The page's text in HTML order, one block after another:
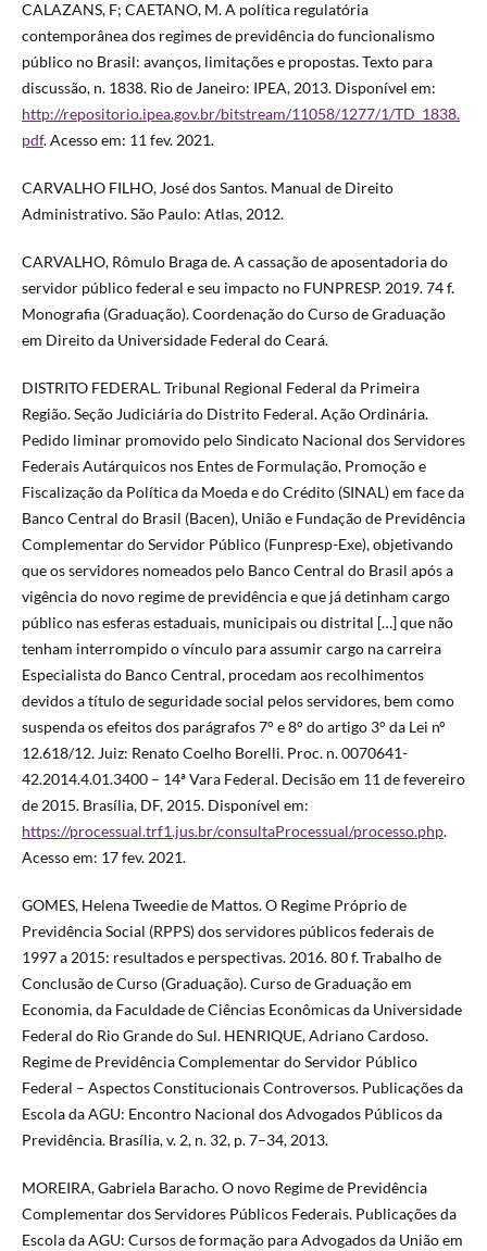
CALAZANS, F; CAETANO, M. A política regulatória
contemporânea dos regimes de previdência do funcionalismo
público no Brasil: avanços, limitações e propostas. Texto para
discussão, n. 1838. Rio de Janeiro: IPEA, 2013. Disponível em:
http://repositorio.ipea.gov.br/bitstream/11058/1277/1/TD_1838.
pdf. Acesso em: 11 fev. 2021.
CARVALHO FILHO, José dos Santos. Manual de Direito
Administrativo. São Paulo: Atlas, 2012.
CARVALHO, Rômulo Braga de. A cassação de aposentadoria do
servidor público federal e seu impacto no FUNPRESP. 2019. 74 f.
Monografia (Graduação). Coordenação do Curso de Graduação
em Direito da Universidade Federal do Ceará.
DISTRITO FEDERAL. Tribunal Regional Federal da Primeira
Região. Seção Judiciária do Distrito Federal. Ação Ordinária.
Pedido liminar promovido pelo Sindicato Nacional dos Servidores
Federais Autárquicos nos Entes de Formulação, Promoção e
Fiscalização da Política da Moeda e do Crédito (SINAL) em face da
Banco Central do Brasil (Bacen), União e Fundação de Previdência
Complementar do Servidor Público (Funpresp-Exe), objetivando
que os servidores nomeados pelo Banco Central do Brasil após a
vigência do novo regime de previdência e que já detinham cargo
público nas esferas estaduais, municipais ou distrital […] que não
tenham interrompido o vínculo para assumir cargo na carreira
Especialista do Banco Central, procedam aos recolhimentos
devidos a título de seguridade social pelos servidores, bem como
suspenda os efeitos dos parágrafos 7° e 8° do artigo 3° da Lei n°
12.618/12. Juiz: Renato Coelho Borelli. Proc. n. 0070641-
42.2014.4.01.3400 – 14ª Vara Federal. Decisão em 11 de fevereiro
de 2015. Brasília, DF, 2015. Disponível em:
https://processual.trf1.jus.br/consultaProcessual/processo.php.
Acesso em: 17 fev. 2021.
GOMES, Helena Tweedie de Mattos. O Regime Próprio de
Previdência Social (RPPS) dos servidores públicos federais de
1997 a 2015: resultados e perspectivas. 2016. 80 f. Trabalho de
Conclusão de Curso (Graduação). Curso de Graduação em
Economia, da Faculdade de Ciências Econômicas da Universidade
Federal do Rio Grande do Sul. HENRIQUE, Adriano Cardoso.
Regime de Previdência Complementar do Servidor Público
Federal – Aspectos Constitucionais Controversos. Publicações da
Escola da AGU: Encontro Nacional dos Advogados Públicos da
Previdência. Brasília, v. 2, n. 32, p. 7–34, 2013.
MOREIRA, Gabriela Baracho. O novo Regime de Previdência
Complementar dos Servidores Públicos Federais. Publicações da
Escola da AGU: Cursos de formação para Advogados da União em